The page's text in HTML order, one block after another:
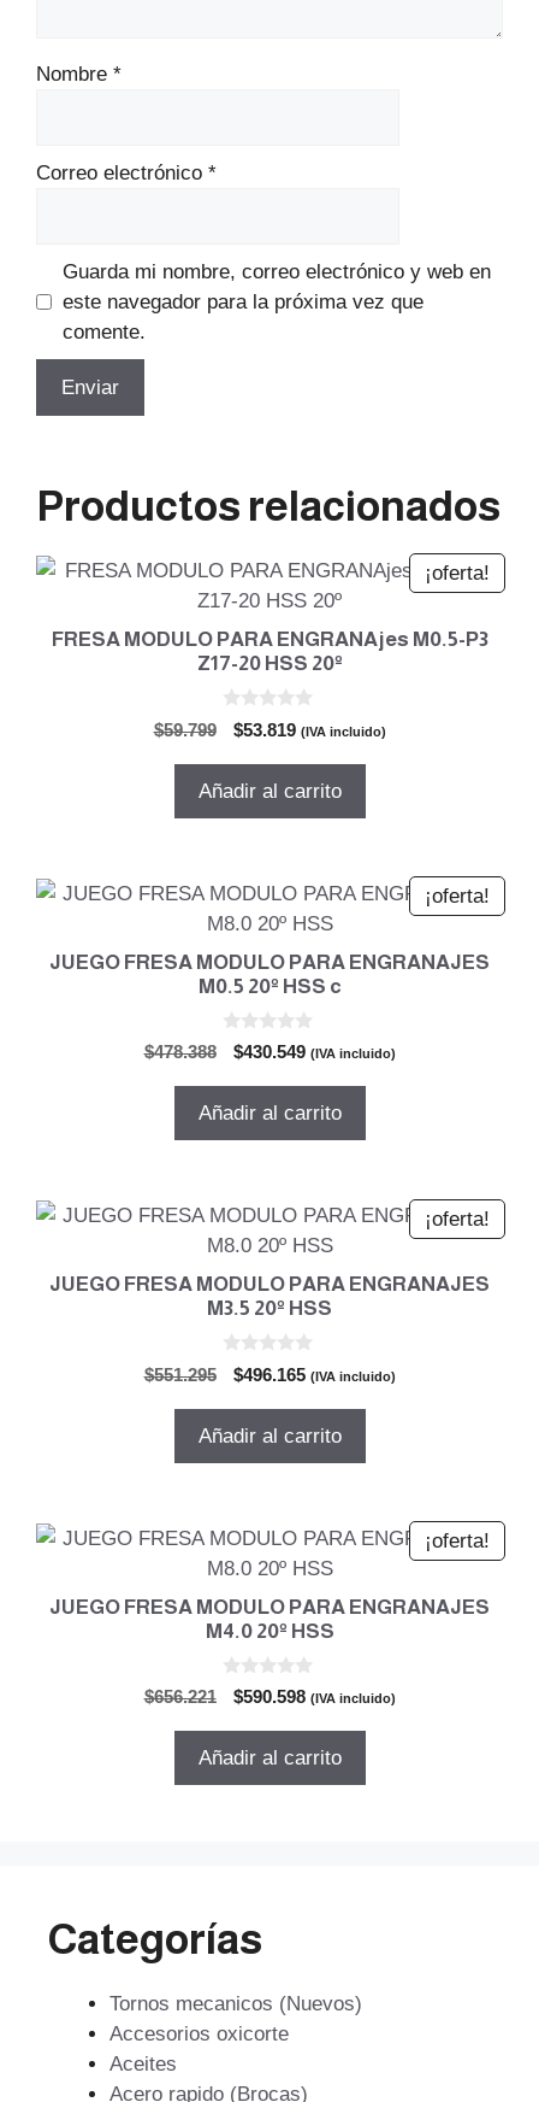
Nombre *
Correo electrónico *
Guarda mi nombre, correo electrónico y web en
este navegador para la próxima vez que
comente.
Productos relacionados
¡oferta!
FRESA MODULO PARA ENGRANAjes M0.5-P3
Z17-20 HSS 20º
$59.799
El
original
$53.819El
actual
(IVA incluido)
Añadir al carrito
¡oferta!
JUEGO FRESA MODULO PARA ENGRANAJES
M0.5 20º HSS c
$478.388
El
original
$430.549El
actual
(IVA incluido)
Añadir al carrito
¡oferta!
JUEGO FRESA MODULO PARA ENGRANAJES
M3.5 20º HSS
$551.295
El
original
$496.165El
actual
(IVA incluido)
Añadir al carrito
¡oferta!
JUEGO FRESA MODULO PARA ENGRANAJES
M4.0 20º HSS
$656.221
El
original
$590.598El
actual
(IVA incluido)
Añadir al carrito
Categorías
Tornos mecanicos (Nuevos)
Accesorios oxicorte
Aceites
Acero rapido (Brocas)